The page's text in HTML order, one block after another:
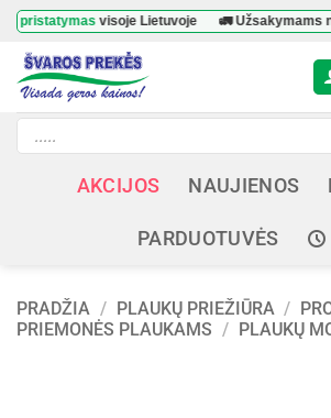
Skip
content
visoje Lietuvoje 🚛 Užsakymams nuo39
Products
search
AKCIJOS NAUJIENOS
PARDUOTUVĖS
PRADŽIA / PLAUKŲ PRIEŽIŪRA /
PRIEMONĖS PLAUKAMS / PLAUKŲ